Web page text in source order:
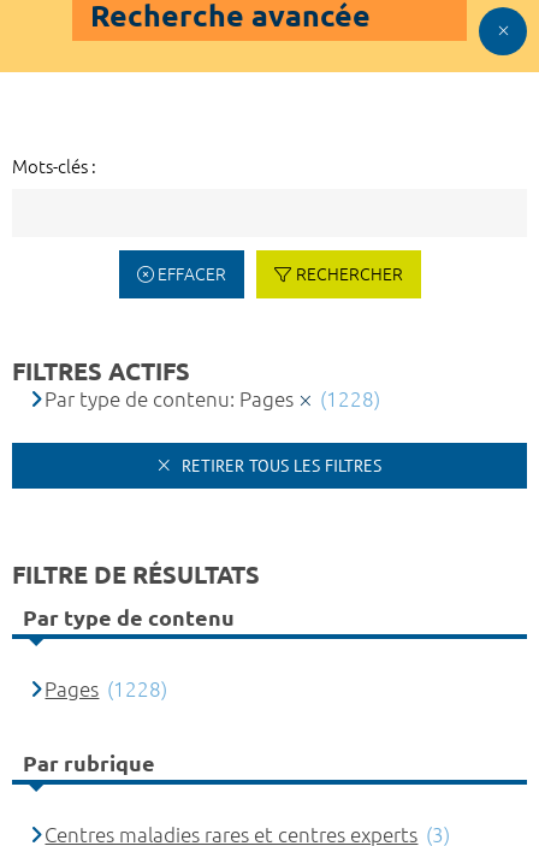
Recherche avancée
Mots-clés :
EFFACER RECHERCHER
FILTRES ACTIFS
Par type de contenu: Pages (1228)
RETIRER TOUS LES FILTRES
FILTRE DE RÉSULTATS
Par type de contenu
Pages (1228)
Par rubrique
Centres maladies rares et centres experts (3)